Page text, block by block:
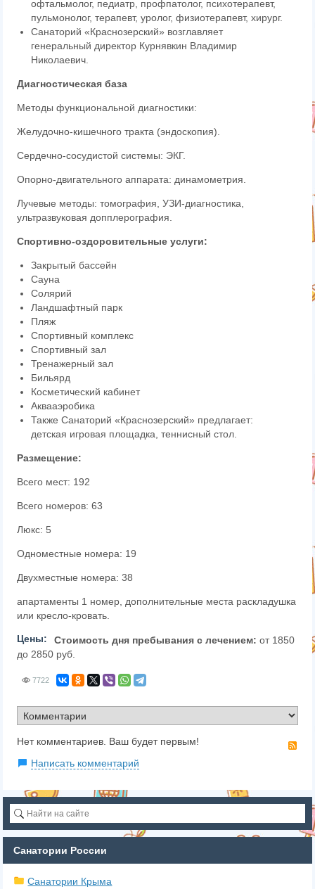
офтальмолог, педиатр, профпатолог, психотерапевт,
пульмонолог, терапевт, уролог, физиотерапевт, хирург.
Санаторий «Краснозерский» возглавляет
генеральный директор Курнявкин Владимир
Николаевич.
Диагностическая база
Методы функциональной диагностики:
Желудочно-кишечного тракта (эндоскопия).
Сердечно-сосудистой системы: ЭКГ.
Опорно-двигательного аппарата: динамометрия.
Лучевые методы: томография, УЗИ-диагностика,
ультразвуковая допплерография.
Спортивно-оздоровительные услуги:
Закрытый бассейн
Сауна
Солярий
Ландшафтный парк
Пляж
Спортивный комплекс
Спортивный зал
Тренажерный зал
Бильярд
Косметический кабинет
Аквааэробика
Также Санаторий «Краснозерский» предлагает:
детская игровая площадка, теннисный стол.
Размещение:
Всего мест: 192
Всего номеров: 63
Люкс: 5
Одноместные номера: 19
Двухместные номера: 38
апартаменты 1 номер, дополнительные места раскладушка
или кресло-кровать.
Цены: Стоимость дня пребывания с лечением: от 1850
до 2850 руб.
7722
Нет комментариев. Ваш будет первым!
Написать комментарий
Санатории России
Санатории Крыма